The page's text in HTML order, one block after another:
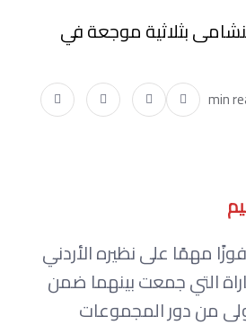
بثلاثية موجعة في
مهمًا على نظيره الأردني
في المباراة التي جمعت بينهما ضمن
من دور المجموعات